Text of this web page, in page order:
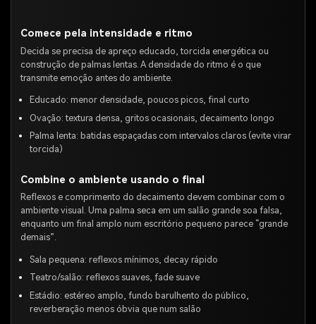
Comece pela intensidade e ritmo
Decida se precisa de apreço educado, torcida energética ou
construção de palmas lentas. A densidade do ritmo é o que
transmite emoção antes do ambiente.
Educado: menor densidade, poucos picos, final curto
Ovação: textura densa, gritos ocasionais, decaimento longo
Palma lenta: batidas espaçadas com intervalos claros (evite virar
torcida)
Combine o ambiente usando o final
Reflexos e comprimento do decaimento devem combinar com o
ambiente visual. Uma palma seca em um salão grande soa falsa,
enquanto um final amplo num escritório pequeno parece “grande
demais”.
Sala pequena: reflexos mínimos, decay rápido
Teatro/salão: reflexos suaves, fade suave
Estádio: estéreo amplo, fundo barulhento do público,
reverberação menos óbvia que num salão